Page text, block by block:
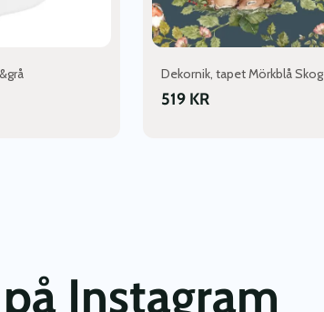
Dekornik, tapet Mörkblå Skog
519 KR
Instagram